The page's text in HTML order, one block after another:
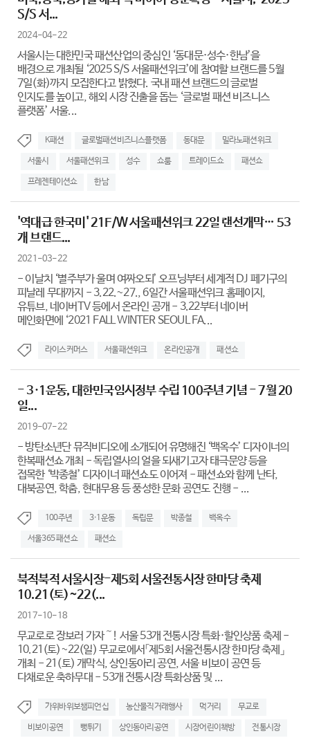
S/S 서...
2024-04-22
서울시는 대한민국 패션산업의 중심인 ‘동대문·성수·한남’을
배경으로 개최될 ‘2025 S/S 서울패션위크’에 참여할 브랜드를 5월
7일(화)까지 모집한다고 밝혔다. 국내 패션 브랜드의 글로벌
인지도를 높이고, 해외 시장 진출을 돕는 ‘글로벌 패션 비즈니스
플랫폼’ 서울...
K패션 글로벌패션비즈니스플랫폼 동대문 밀라노패션위크
서울시 서울패션위크 성수 쇼룸 트레이드쇼 패션쇼
프레젠테이션쇼 한남
'역대급 한국미' 21F/W 서울패션위크 22일 랜선개막… 53
개 브랜드...
2021-03-22
- 이날치 ‘별주부가 울며 여짜오되’ 오프닝부터 세계적 DJ 페기구의
피날레 무대까지 - 3.22.~27., 6일간 서울패션위크 홈페이지,
유튜브, 네이버TV 등에서 온라인 공개 - 3.22부터 네이버
메인화면에 ‘2021 FALL WINTER SEOUL FA...
라이스커머스 서울패션위크 온라인공개 패션쇼
- 3·1운동, 대한민국임시정부 수립 100주년 기념 - 7월 20
일...
2019-07-22
- 방탄소년단 뮤직비디오에 소개되어 유명해진 ‘백옥수’ 디자이너의
한복패션쇼 개최 - 독립열사의 얼을 되새기고자 태극문양 등을
접목한 ‘박종철’ 디자이너 패션쇼도 이어져 - 패션쇼와 함께 난타,
대북공연, 학춤, 현대무용 등 풍성한 문화 공연도 진행 - ...
100주년 3·1운동 독립문 박종철 백옥수
서울365 패션쇼 패션쇼
북적북적 서울시장-제5회 서울전통시장 한마당 축제
10.21(토)~22(...
2017-10-18
무교로로 장보러 가자～! 서울 53개 전통시장 특화·할인상품 축제 -
10.21(토)~22(일) 무교로에서「제5회 서울전통시장 한마당 축제」
개최 - 21(토) 개막식, 상인동아리 공연, 서울 비보이 공연 등
다채로운 축하무대 - 53개 전통시장 특화상품 및 ...
가위바위보챔피언십 농산물직거래행사 먹거리 무교로
비보이공연 뻥튀기 상인동아리공연 시장어린이책방 전통시장